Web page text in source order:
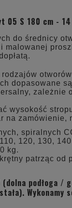
05 S 180 cm -
do średnicy
dopasowane
zależnie
wysokość
na
spiralnych
120, 130,
kg.
patrząc od
podłoga /
Wykonamy